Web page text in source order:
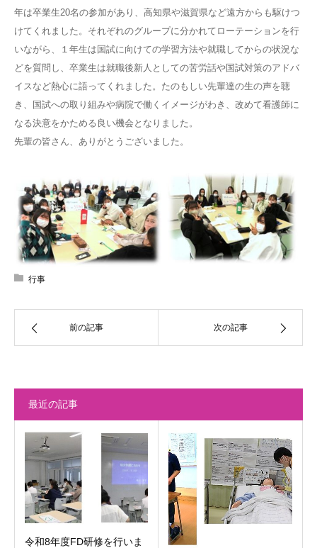
年は卒業生20名の参加があり、高知県や滋賀県など遠方からも駆けつ
けてくれました。それぞれのグループに分かれてローテーションを行
いながら、１年生は国試に向けての学習方法や就職してからの状況な
どを質問し、卒業生は就職後新人としての苦労話や国試対策のアドバ
イスなど熱心に語ってくれました。たのもしい先輩達の生の声を聴
き、国試への取り組みや病院で働くイメージがわき、改めて看護師に
なる決意をかためる良い機会となりました。
先輩の皆さん、ありがとうございました。
行事
前の記事 次の記事
最近の記事
令和8年度FD研修を行いま